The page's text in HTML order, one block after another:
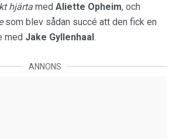
hjärta med Aliette Opheim, och
som blev sådan succé att den fick en
med Jake Gyllenhaal.
ANNONS